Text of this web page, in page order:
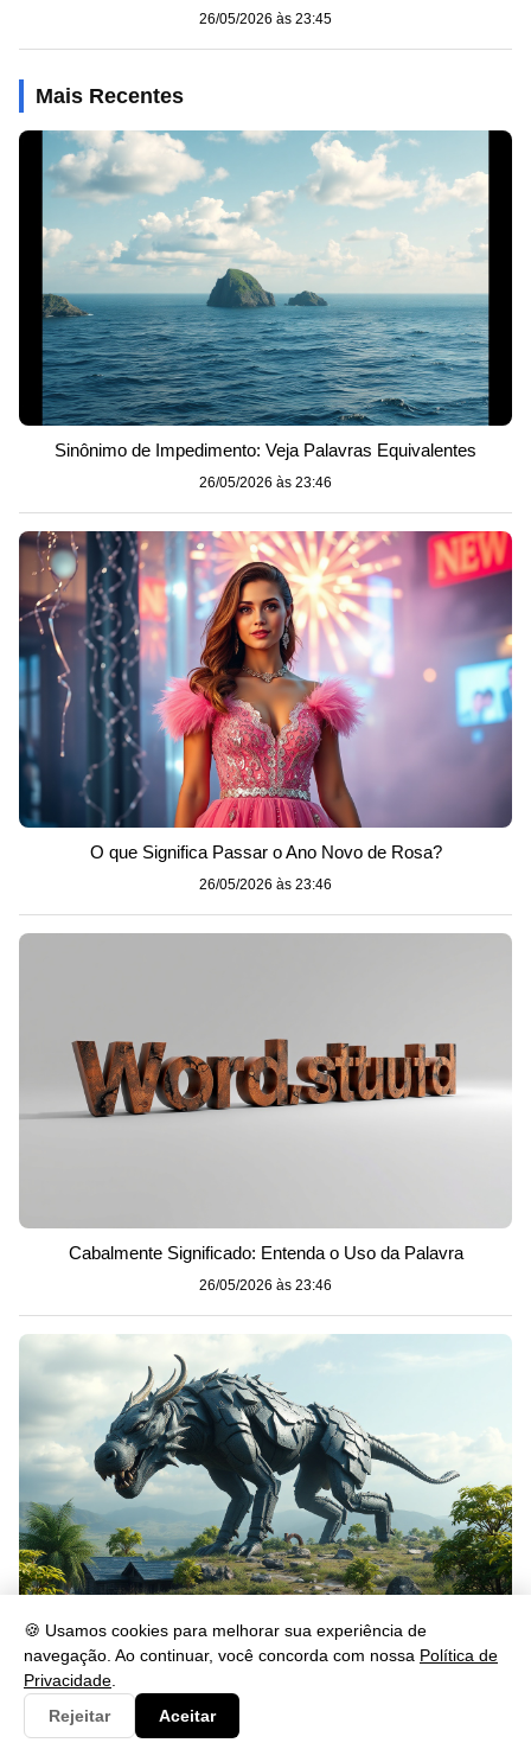
🍪 Usamos cookies para melhorar sua experiência de
navegação. Ao continuar, você concorda com nossa Política de
Privacidade
Rejeitar
Aceitar
26/05/2026 às 23:45
Mais Recentes
Sinônimo de Impedimento: Veja Palavras Equivalentes
26/05/2026 às 23:46
O que Significa Passar o Ano Novo de Rosa?
26/05/2026 às 23:46
Cabalmente Significado: Entenda o Uso da Palavra
26/05/2026 às 23:46
Gerou: Significado, Uso e Exemplos na Língua Portuguesa